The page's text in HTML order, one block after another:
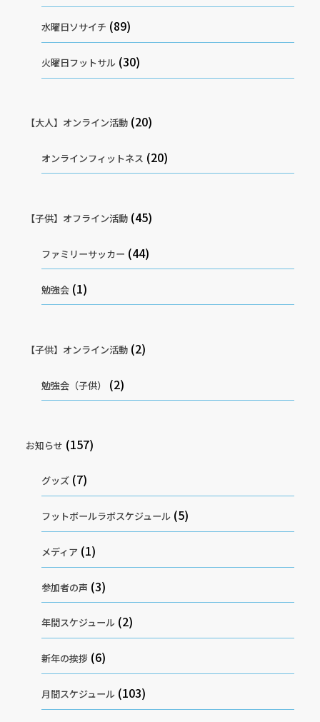
水曜日ソサイチ (89)
火曜日フットサル (30)
【大人】オンライン活動(20)
オンラインフィットネス (20)
【子供】オフライン活動(45)
ファミリーサッカー (44)
勉強会 (1)
【子供】オンライン活動(2)
勉強会（子供） (2)
お知らせ (157)
グッズ (7)
フットボールラボスケジュール (5)
メディア (1)
参加者の声 (3)
年間スケジュール (2)
新年の挨拶 (6)
月間スケジュール (103)